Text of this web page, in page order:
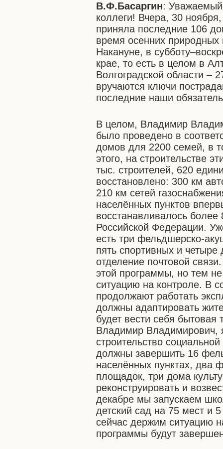
В.Ф.Басаргин:
коллеги! Вчера, 30
приняла последние 106
время осенних
Накануне, в
крае, то есть в целом в
Волгоградской области –
вручаются ключи
последние наши
В целом, Владимир
было проведено в
домов для 2200 семей, в
этого, на строительстве
тыс. строителей, 620
восстановлено: 300 км
210 км сетей
населённых пунктов
восстанавливалось более
Российской Федерации.
есть три фельдшерско-
пять спортивных и
отделение почтовой
этой программы, но тем
ситуацию на контроле. В
продолжают работать
должны адаптировать
будет вести себя бытовая
Владимир Владимирович,
строительство
должны завершить 16
населённых пунктах, два
площадок, три дома
реконструировать и
декабре мы запускаем
детский сад на 75 мест и
сейчас держим ситуацию
программы будут